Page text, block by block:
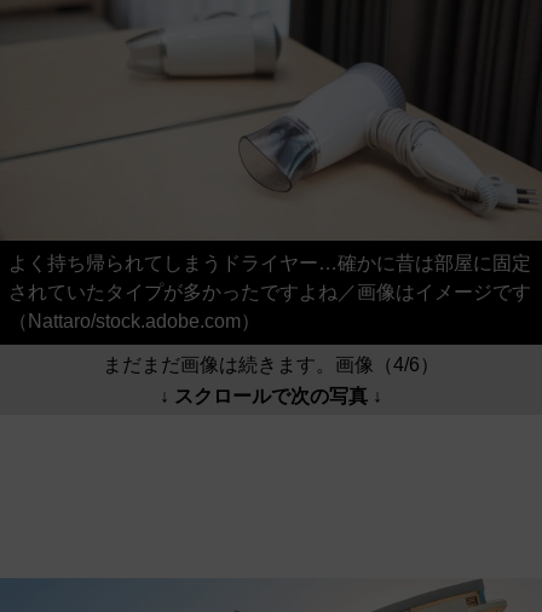
よく持ち帰られてしまうドライヤー…確かに昔は部屋に固定
されていたタイプが多かったですよね／画像はイメージです
（Nattaro/stock.adobe.com）
まだまだ画像は続きます。画像（4/6）
↓ スクロールで次の写真 ↓